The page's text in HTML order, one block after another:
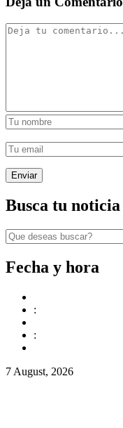
Busca tu noticia
Fecha y hora
:
:
7 August, 2026